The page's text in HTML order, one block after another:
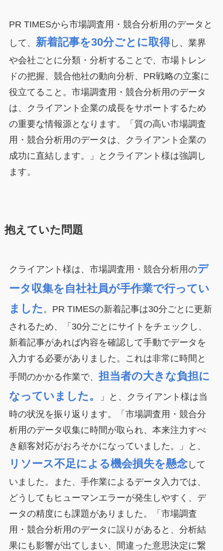
PR TIMESから市場調査用・競合分析用のデータと
して、 新着記事を30分ごとに取得し、業界
や会社ごとに分類・分析することで、市場トレン
ドの把握、競合他社の動向分析、PR戦略の立案に
役立てること。市場調査用・競合分析用のデータ
は、クライアント企業の成長をサポートするため
の重要な情報源となります。「質の高い市場調査
用・競合分析用のデータは、クライアント企業の
成功に直結します。」とクライアント様は強調し
ます。
抱えていた問題
クライアント様は、市場調査用・競合分析用のデ
ータ収集を自社社員が手作業で行ってい
ました 。PR TIMESの新着記事は30分ごとに更新
されるため、「30分ごとにサイトをチェックし、
新着記事があれば内容を確認して手動でデータを
入力する必要がありました。これは非常に時間と
手間のかかる作業で、 担当者の大きな負担に
なっていました。
」と、クライアント様は当
時の状況を振り返ります。「市場調査用・競合分
析用のデータ収集に時間が取られ、本来注力すべ
き顧客対応がおろそかになっていました。」と、
リソース不足による機会損失を懸念して
いました。また、手作業によるデータ入力では、
どうしてもヒューマンエラーが発生しやすく、デ
ータの精度にも課題がありました。「市場調査
用・競合分析用のデータに誤りがあると、分析結
果にも影響が出てしまい、間違った意思決定に繋